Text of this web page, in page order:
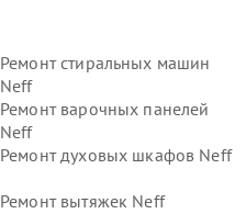
Ремонт стиральных машин
Neff
Ремонт варочных панелей
Neff
Ремонт духовых шкафов Neff
Ремонт вытяжек Neff